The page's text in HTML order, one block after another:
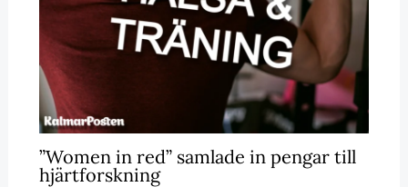
”Women in red” samlade in pengar till
hjärtforskning